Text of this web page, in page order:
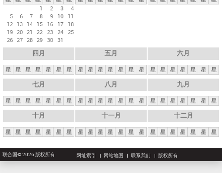
1
2 3
4
5
6 7 8 9 10
11
12 13 14 15 16 17
18
19 20 21 22 23 24 25
26 27 28 29 30 31
四月
星 星 星 星 星 星 星
五月
星 星 星 星 星 星 星
六月
星 星 星 星 星 星 星
七月
星 星 星 星 星 星 星
八月
星 星 星 星 星 星 星
九月
星 星 星 星 星 星 星
十月
星 星 星 星 星 星 星
十一月
星 星 星 星 星 星 星
十二月
星 星 星 星 星 星 星
联合国© 2026 版权所有 网址索引 网站地图 联系我们 版权所有